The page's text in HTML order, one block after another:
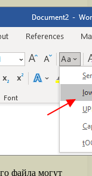
файла могут